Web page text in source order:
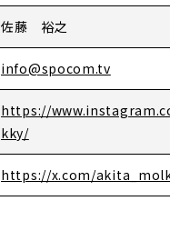
佐藤 裕
info@spocom.tv
https://
kky/
https://x.com/